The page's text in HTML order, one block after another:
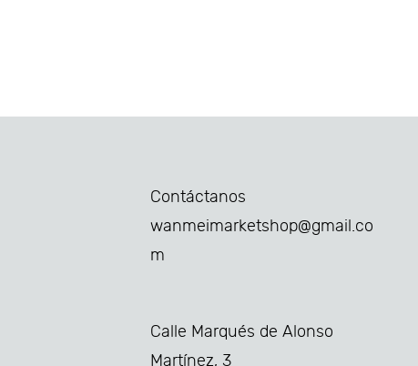
Contáctanos
wanmeimarketshop@gmail.co
m
Calle Marqués de Alonso
Martínez, 3